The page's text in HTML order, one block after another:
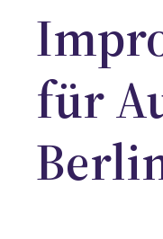
für